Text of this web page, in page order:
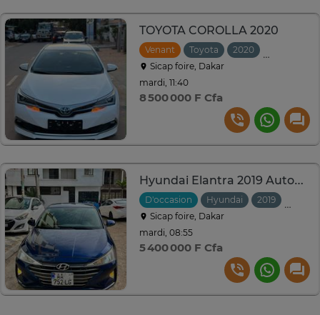
TOYOTA COROLLA 2020
Venant Toyota 2020
Sicap foire, Dakar
mardi, 11:40
8 500 000 F Cfa
Hyundai Elantra 2019 Automatique
D'occasion Hyundai 2019
Sicap foire, Dakar
mardi, 08:55
5 400 000 F Cfa